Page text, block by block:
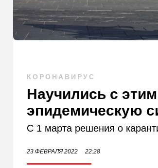
КОРОНАВИРУС
Научились с
эпидемическую
С 1 марта решения о
23 ФЕВРАЛЯ 2022 22:28